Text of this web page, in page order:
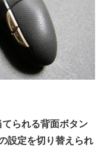
られる背面ボタン
設定を切り替えられ